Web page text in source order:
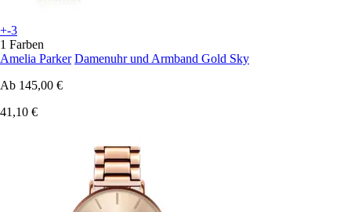
+-3
1 Farben
Amelia Parker Damenuhr und Armband Gold Sky
Ab 145,00 €
41,10 €